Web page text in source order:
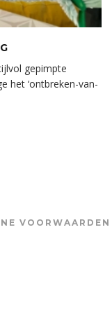
gepimpte
het ‘ontbreken-van-
VOORWAARDEN